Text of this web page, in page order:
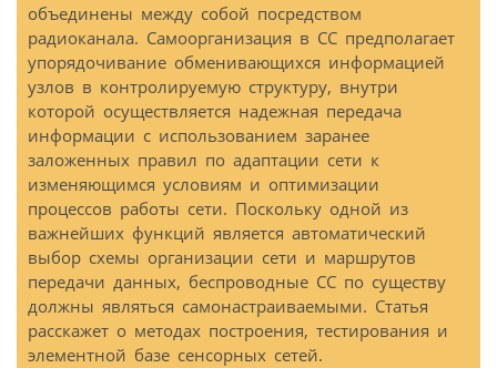
объединены между собой посредством
радиоканала. Самоорганизация в СС предполагает
упорядочивание обменивающихся информацией
узлов в контролируемую структуру, внутри
которой осуществляется надежная передача
информации с использованием заранее
заложенных правил по адаптации сети к
изменяющимся условиям и оптимизации
процессов работы сети. Поскольку одной из
важнейших функций является автоматический
выбор схемы организации сети и маршрутов
передачи данных, беспроводные СС по существу
должны являться самонастраиваемыми. Статья
расскажет о методах построения, тестирования и
элементной базе сенсорных сетей.